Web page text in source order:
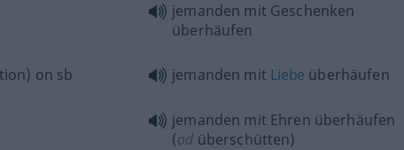
jemanden mit Geschenken
überhäufen
on sb jemanden mit Liebe überhäufen
jemanden mit Ehren überhäufen
(od überschütten)